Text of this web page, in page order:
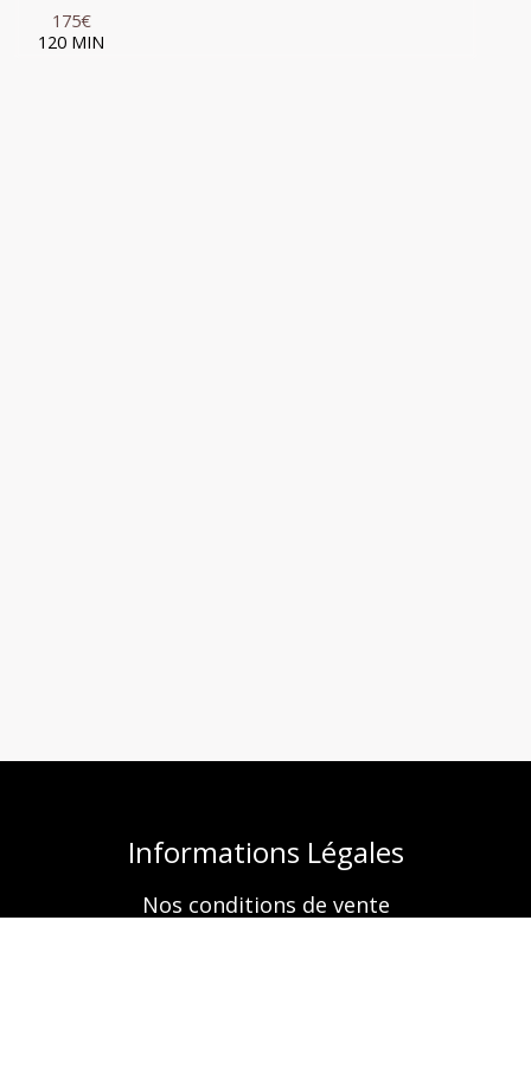
175€
120 MIN
Informations Légales
Nos conditions de vente